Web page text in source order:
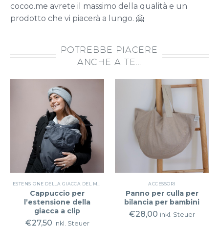
cocoo.me avrete il massimo della qualità e un
prodotto che vi piacerà a lungo. 🤗
POTREBBE PIACERE
ANCHE A TE...
ESTENSIONE DELLA GIACCA
Cappuccio per
l’estensione della
giacca a clip
€27,50 inkl. Steuer
ACCESSORI
Panno per culla per
bilancia per bambini
€28,00 inkl. Steuer